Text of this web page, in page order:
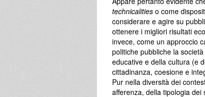
technicalities o come
considerare e agire su
ottenere i migliori risultati
invece, come un approccio
politiche pubbliche la
educative e della cultura (e
cittadinanza, coesione e
Pur nella diversità dei
afferenza, della tipologia